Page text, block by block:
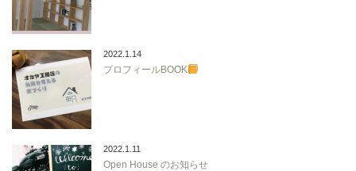
2022.1.14
プロフィールBOOK
2022.1.11
Open House のお知らせ